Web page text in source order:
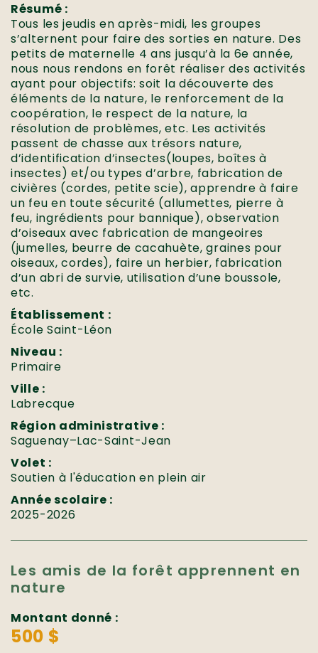
Résumé :
Tous les jeudis en après-midi, les groupes
s’alternent pour faire des sorties en nature. Des
petits de maternelle 4 ans jusqu’à la 6e année,
nous nous rendons en forêt réaliser des activités
ayant pour objectifs: soit la découverte des
éléments de la nature, le renforcement de la
coopération, le respect de la nature, la
résolution de problèmes, etc. Les activités
passent de chasse aux trésors nature,
d’identification d’insectes(loupes, boîtes à
insectes) et/ou types d’arbre, fabrication de
civières (cordes, petite scie), apprendre à faire
un feu en toute sécurité (allumettes, pierre à
feu, ingrédients pour bannique), observation
d’oiseaux avec fabrication de mangeoires
(jumelles, beurre de cacahuète, graines pour
oiseaux, cordes), faire un herbier, fabrication
d’un abri de survie, utilisation d’une boussole,
etc.
Établissement :
École Saint-Léon
Niveau :
Primaire
Ville :
Labrecque
Région administrative :
Saguenay–Lac-Saint-Jean
Volet :
Soutien à l'éducation en plein air
Année scolaire :
2025-2026
Les amis de la forêt apprennent en
nature
Montant donné :
500 $